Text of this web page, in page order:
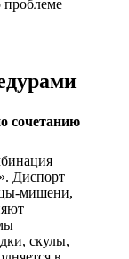
сочетанию
Диспорт
мишени,
скулы,